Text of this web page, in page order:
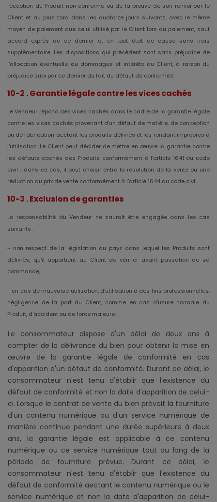
réception du Produit non conforme ou de la preuve de son renvoi par le
Client et au plus tard dans les quatorze jours suivants, avec le même
moyen de paiement que celui utilisé par le Client lors du paiement, sauf
accord exprès de ce dernier et en tout état de cause sans frais
supplémentaire. Les dispositions qui précèdent sont sans préjudice de
l'allocation éventuelle de dommages et intérêts au Client, à raison du
préjudice subi par ce dernier du fait du défaut de conformité.
10-2 . Garantie légale contre les vices cachés
Le Vendeur répond des vices cachés dans le cadre de la garantie légale
contre les vices cachés provenant d'un défaut de matière, de conception
ou de fabrication aectant les produits délivrés et les rendant impropres à
l'utilisation. Le Client peut décider de mettre en œuvre la garantie contre
les défauts cachés des Produits conformément à l'article 1641 du code
civil ; dans ce cas, il peut choisir entre la résolution de la vente ou une
réduction du prix de vente conformément à l'article 1644 du code civil.
10-3 . Exclusion de garanties
La responsabilité du Vendeur ne saurait être engagée dans les cas
suivants :
- non respect de la législation du pays dans lequel les Produits sont
délivrés, qu'il appartient au Client de vérifier avant passation de sa
commande,
- en cas de mauvaise utilisation, d'utilisation à des fins professionnelles,
négligence de la part du Client, comme en cas d'usure normale du
Produit, d'accident ou de force majeure.
Le consommateur dispose d'un délai de deux ans à
compter de la délivrance du bien pour obtenir la mise en
œuvre de la garantie légale de conformité en cas
d'apparition d'un défaut de conformité. Durant ce délai, le
consommateur n'est tenu d'établir que l'existence du
défaut de conformité et non la date d'apparition de celui-
ci. Lorsque le contrat de vente du bien prévoit la fourniture
d'un contenu numérique ou d'un service numérique de
manière continue pendant une durée supérieure à deux
ans, la garantie légale est applicable à ce contenu
numérique ou ce service numérique tout au long de la
période de fourniture prévue. Durant ce délai, le
consommateur n'est tenu d'établir que l'existence du
défaut de conformité aectant le contenu numérique ou le
service numérique et non la date d'apparition de celui-